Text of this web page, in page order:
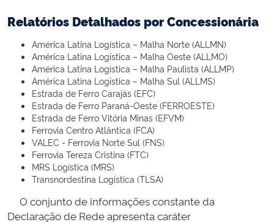
Relatórios Detalhados por Concessionária
América Latina Logística – Malha Norte (ALLMN)
América Latina Logística – Malha Oeste (ALLMO)
América Latina Logística – Malha Paulista (ALLMP)
América Latina Logística – Malha Sul (ALLMS)
Estrada de Ferro Carajás (EFC)
Estrada de Ferro Paraná-Oeste (FERROESTE)
Estrada de Ferro Vitória Minas (EFVM)
Ferrovia Centro Atlântica (FCA)
VALEC - Ferrovia Norte Sul (FNS)
Ferrovia Tereza Cristina (FTC)
MRS Logística (MRS)
Transnordestina Logística (TLSA)
O conjunto de informações constante da
Declaração de Rede apresenta caráter